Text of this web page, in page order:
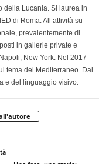
della Lucania. Si laurea in
di Roma. All’attività su
prevalentemente di
in gallerie private e
New York. Nel 2017
tema del Mediterraneo. Dal
e del linguaggio visivo.